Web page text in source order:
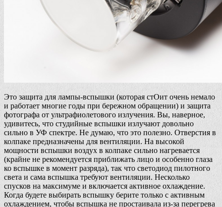
Это защита для лампы-вспышки (которая стОит очень немало
и работает многие годы при бережном обращении) и защита
фотографа от ультрафиолетового излучения. Вы, наверное,
удивитесь, что студийные вспышки излучают довольно
сильно в УФ спектре. Не думаю, что это полезно. Отверстия в
колпаке предназначены для вентиляции. На высокой
мощности вспышки воздух в колпаке сильно нагревается
(крайне не рекомендуется приближать лицо и особенно глаза
ко вспышке в момент разряда), так что светодиод пилотного
света и сама вспышка требуют вентиляции. Несколько
спусков на максимуме и включается активное охлаждение.
Когда будете выбирать вспышку берите только с активным
охлаждением, чтобы вспышка не простаивала из-за перегрева